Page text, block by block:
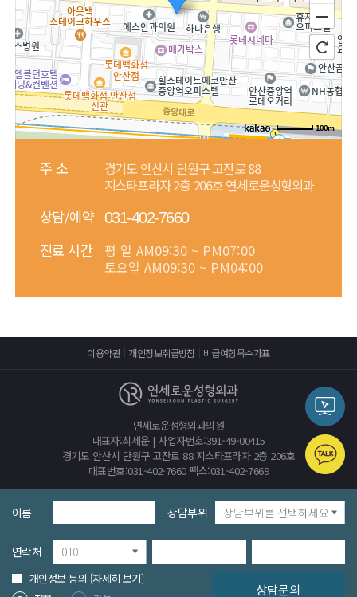
100m
주 소
경기도 안산시 단원구 고잔로 88
지스타프라자 2층 206호 연세로운성형외과
상담/예약 031-402-7660
진료 시간 평 일 AM09:30 ~ PM07:00
토요일 AM09:30 ~ PM04:00
이름 상담부위
연락처
개인정보 동의 [자세히 보기]
이용약관 개인정보취급방침 비급여항목수가표
연세로운성형외과의원
대표자:최세운 | 사업자번호:391-49-00415
경기도 안산시 단원구 고잔로 88 지스타프라자 2층 206호
대표번호:031-402-7660 팩스:031-402-7669